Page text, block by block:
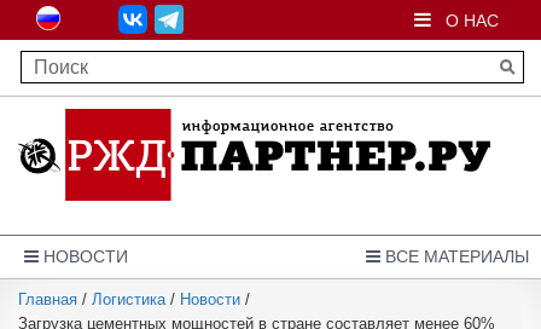
О НАС
ВСЕ МАТЕРИАЛЫ
НОВОСТИ
Главная / Логистика/ Новости /
Загрузка цементных мощностей в стране составляет менее 60%